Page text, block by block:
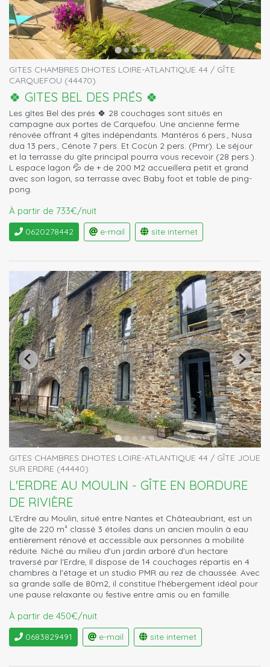
GITES CHAMBRES DHOTES LOIRE-ATLANTIQUE 44 / GÎTE
CARQUEFOU (44470)
🍀 GITES BEL DES PRÉS 🍀
Les gîtes Bel des prés 🍀 28 couchages sont situés en
campagne aux portes de Carquefou. Une ancienne ferme
rénovée offrant 4 gîtes indépendants. Mantéros 6 pers., Nusa
dua 13 pers., Cénote 7 pers. Et Cocùn 2 pers. (Pmr). Le séjour
et la terrasse du gîte principal pourra vous recevoir (28 pers.).
L espace lagon 💦 de + de 200 M2 accueillera petit et grand
avec son lagon, sa terrasse avec Baby foot et table de ping-
pong.
À partir de 733€/nuit
0620278442 e-mail site internet
GITES CHAMBRES DHOTES LOIRE-ATLANTIQUE 44 / GÎTE JOUE
SUR ERDRE (44440)
L'ERDRE AU MOULIN - GÎTE EN BORDURE
DE RIVIÈRE
L'Erdre au Moulin, situé entre Nantes et Châteaubriant, est un
gîte de 220 m² classé 3 étoiles dans un ancien moulin à eau
entièrement rénové et accessible aux personnes à mobilité
réduite. Niché au milieu d'un jardin arboré d'un hectare
traversé par l'Erdre, Il dispose de 14 couchages répartis en 4
chambres à l'étage et un studio PMR au rez de chaussée. Avec
sa grande salle de 80m2, il constitue l'hébergement idéal pour
une pause relaxante ou festive entre amis ou en famille.
À partir de 450€/nuit
0683829491 e-mail site internet